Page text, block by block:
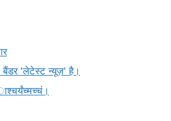
बैंडर 'लेटेस्ट न्यूज़' है।